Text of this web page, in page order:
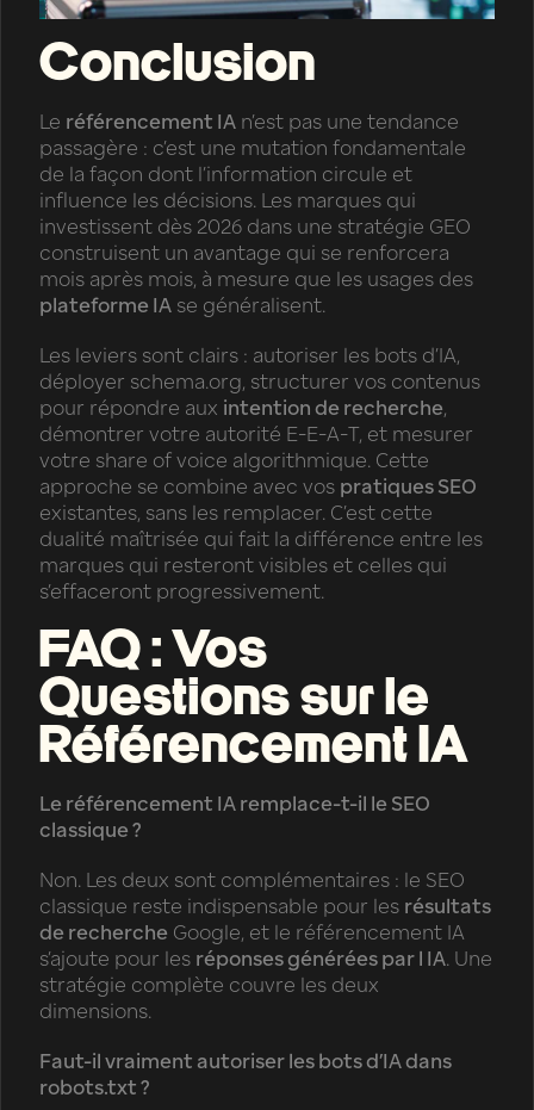
Conclusion
Le référencement IA n’est pas une tendance
passagère : c’est une mutation fondamentale
de la façon dont l’information circule et
influence les décisions. Les marques qui
investissent dès 2026 dans une stratégie GEO
construisent un avantage qui se renforcera
mois après mois, à mesure que les usages des
plateforme IA se généralisent.
Les leviers sont clairs : autoriser les bots d’IA,
déployer schema.org, structurer vos contenus
pour répondre aux intention de recherche,
démontrer votre autorité E-E-A-T, et mesurer
votre share of voice algorithmique. Cette
approche se combine avec vos pratiques SEO
existantes, sans les remplacer. C’est cette
dualité maîtrisée qui fait la différence entre les
marques qui resteront visibles et celles qui
s’effaceront progressivement.
FAQ : Vos
Questions sur le
Référencement IA
Le référencement IA remplace-t-il le SEO
classique ?
Non. Les deux sont complémentaires : le SEO
classique reste indispensable pour les résultats
de recherche Google, et le référencement IA
s’ajoute pour les réponses générées par l IA. Une
stratégie complète couvre les deux
dimensions.
Faut-il vraiment autoriser les bots d’IA dans
robots.txt ?